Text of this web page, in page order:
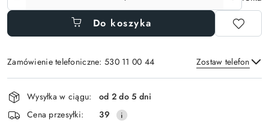
Do koszyka
Zamówienie telefoniczne: 530 11 00 44 Zostaw telefon
Wyślij
Dostępność
i
dostawa
Wysyłka w ciągu:
od 2 do 5 dni
Cena przesyłki:
39